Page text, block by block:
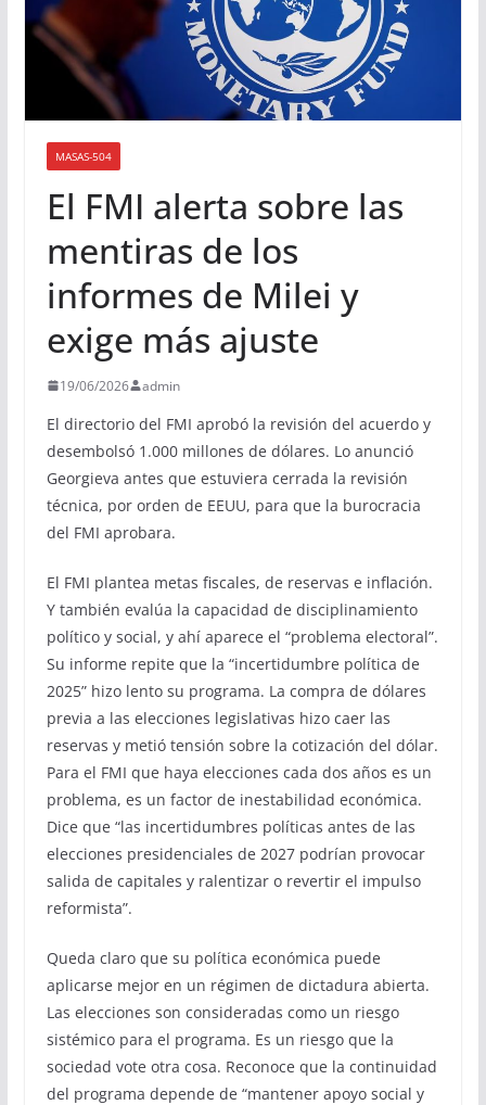
MASAS-504
El FMI alerta sobre las
mentiras de los
informes de Milei y
exige más ajuste
19/06/2026 admin
El directorio del FMI aprobó la revisión del acuerdo y
desembolsó 1.000 millones de dólares. Lo anunció
Georgieva antes que estuviera cerrada la revisión
técnica, por orden de EEUU, para que la burocracia
del FMI aprobara.
El FMI plantea metas fiscales, de reservas e inflación.
Y también evalúa la capacidad de disciplinamiento
político y social, y ahí aparece el “problema electoral”.
Su informe repite que la “incertidumbre política de
2025” hizo lento su programa. La compra de dólares
previa a las elecciones legislativas hizo caer las
reservas y metió tensión sobre la cotización del dólar.
Para el FMI que haya elecciones cada dos años es un
problema, es un factor de inestabilidad económica.
Dice que “las incertidumbres políticas antes de las
elecciones presidenciales de 2027 podrían provocar
salida de capitales y ralentizar o revertir el impulso
reformista”.
Queda claro que su política económica puede
aplicarse mejor en un régimen de dictadura abierta.
Las elecciones son consideradas como un riesgo
sistémico para el programa. Es un riesgo que la
sociedad vote otra cosa. Reconoce que la continuidad
del programa depende de “mantener apoyo social y